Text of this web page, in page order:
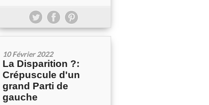
10 Février 2022
La Disparition ?:
Crépuscule d'un
grand Parti de
gauche